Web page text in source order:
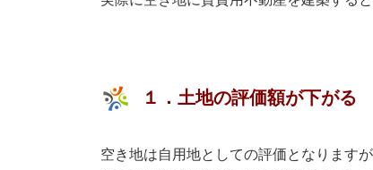
１．土地の評価額が下がる
空き地は自用地としての評価となります